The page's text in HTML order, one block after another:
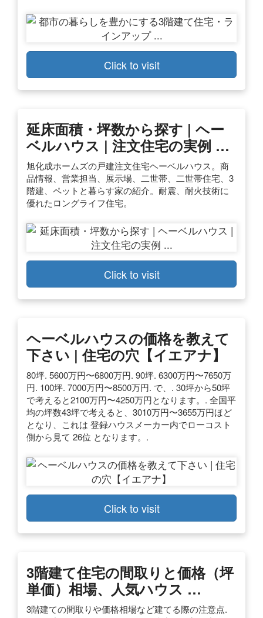
Click to visit
延床面積・坪数から探す | ヘー
ベルハウス | 注文住宅の実例 …
旭化成ホームズの戸建注文住宅ヘーベルハウス。商
品情報、営業担当、展示場、二世帯、二世帯住宅、3
階建、ペットと暮らす家の紹介。耐震、耐火技術に
優れたロングライフ住宅。
Click to visit
ヘーベルハウスの価格を教えて
下さい | 住宅の穴【イエアナ】
80坪. 5600万円〜6800万円. 90坪. 6300万円〜7650万
円. 100坪. 7000万円〜8500万円. で、. 30坪から50坪
で考えると2100万円〜4250万円となります。. 全国平
均の坪数43坪で考えると、3010万円〜3655万円ほど
となり、これは 登録ハウスメーカー内でローコスト
側から見て 26位 となります。.
Click to visit
3階建て住宅の間取りと価格（坪
単価）相場、人気ハウス …
3階建ての間取りや価格相場など建てる際の注意点.